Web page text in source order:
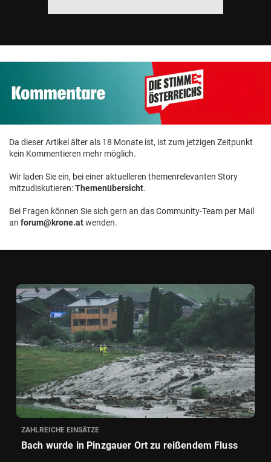
Da dieser Artikel älter als 18 Monate ist, ist zum jetzigen Zeitpunkt
kein Kommentieren mehr möglich.
Wir laden Sie ein, bei einer aktuelleren themenrelevanten Story
mitzudiskutieren:Themenübersicht.
Bei Fragen können Sie sich gern an das Community-Team per Mail
an forum@krone.atwenden.
ZAHLREICHE EINSÄTZE
Bach wurde in Pinzgauer Ort zu reißendem Fluss